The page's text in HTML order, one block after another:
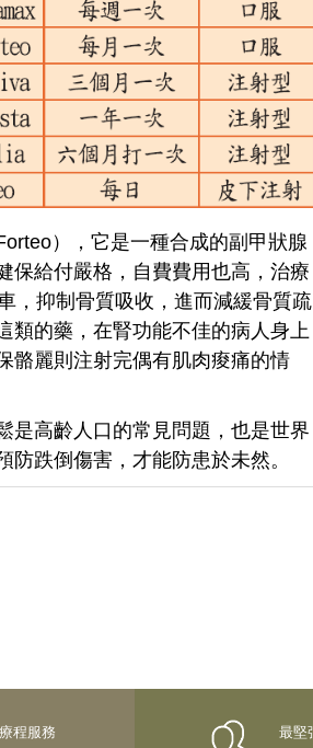
），它是一種合成的副甲狀腺
保給付嚴格，自費費用也高，治療
，抑制骨質吸收，進而減緩骨質疏
類的藥，在腎功能不佳的病人身上
骼麗則注射完偶有肌肉痠痛的情
是高齡人口的常見問題，也是世界
跌倒傷害，才能防患於未然。